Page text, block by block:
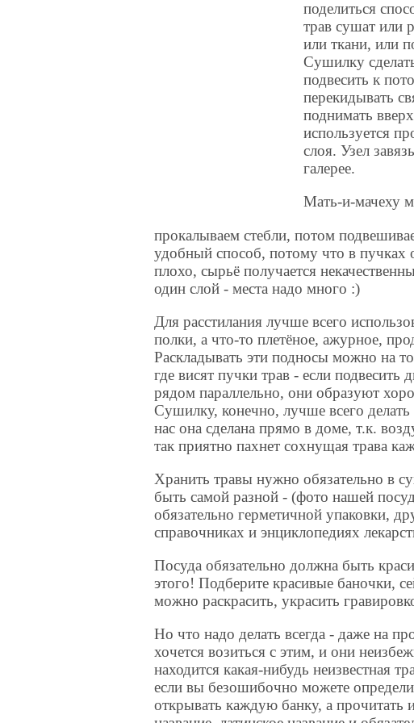
поделиться
трав сушат или
или ткани, или
Сушилку
подвесить к
перекидывать
поднимать
используется
слоя. Узел
галерее.
Мать-и-мачеху
прокалываем стебли, потом
удобный способ, потому что в пучках
плохо, сырьё получается
один слой - места надо много :)
Для расстилания лучше всего
полки, а что-то плетёное, ажурное,
Раскладывать эти подносы можно на
где висят пучки трав - если подвесить
рядом параллельно, они образуют
Сушилку, конечно, лучше всего делать
нас она сделана прямо в доме, т.к.
так приятно пахнет сохнущая трава
Хранить травы нужно обязательно в
быть самой разной - (фото нашей
обязательно герметичной упаковки,
справочниках и энциклопедиях
Посуда обязательно должна быть
этого! Подберите красивые баночки,
можно раскрасить, украсить
Но что надо делать всегда - даже на
хочется возиться с этим, и они
находится какая-нибудь неизвестная
если вы безошибочно можете
открывать каждую банку, а прочитать